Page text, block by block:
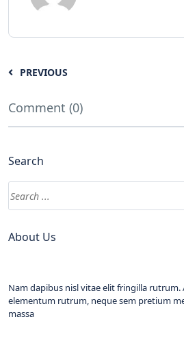
PREVIOUS
Comment (0)
Search
About Us
Nam dapibus nisl vitae elit fringilla rutrum.
elementum rutrum, neque sem pretium
massa